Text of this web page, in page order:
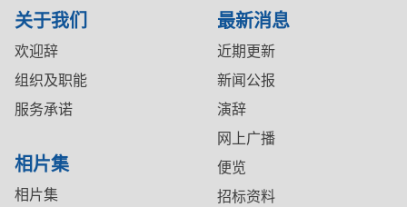
关于我们
欢迎辞
组织及职能
服务承诺
相片集
相片集
最新消息
近期更新
新闻公报
演辞
网上广播
便览
招标资料